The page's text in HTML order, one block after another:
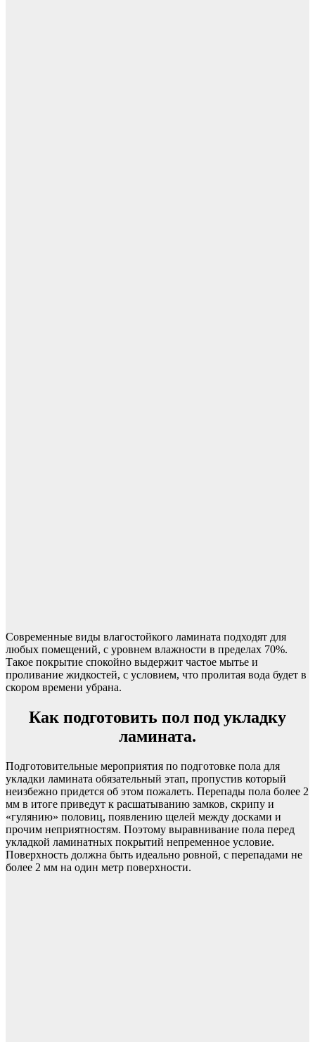
Современные виды влагостойкого ламината подходят для
любых помещений, с уровнем влажности в пределах 70%.
Такое покрытие спокойно выдержит частое мытье и
проливание жидкостей, с условием, что пролитая вода будет в
скором времени убрана.
Как подготовить пол под укладку
ламината.
Подготовительные мероприятия по подготовке пола для
укладки ламината обязательный этап, пропустив который
неизбежно придется об этом пожалеть. Перепады пола более 2
мм в итоге приведут к расшатыванию замков, скрипу и
«гулянию» половиц, появлению щелей между досками и
прочим неприятностям. Поэтому выравнивание пола перед
укладкой ламинатных покрытий непременное условие.
Поверхность должна быть идеально ровной, с перепадами не
более 2 мм на один метр поверхности.